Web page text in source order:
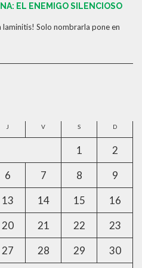
EL ENEMIGO SILENCIOSO
laminitis! Solo nombrarla pone en
J V S D
1
2
6 7 8
9
13 14 15
16
20 21 22
23
27 28 29
30